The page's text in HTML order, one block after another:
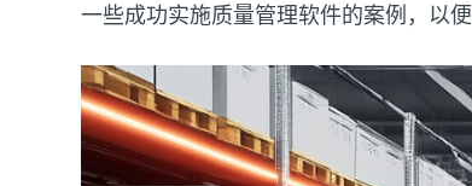
一些成功实施质量管理软件的案例，以